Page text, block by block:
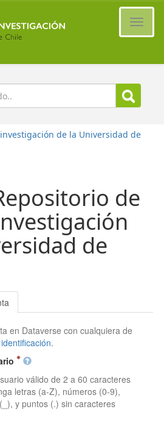
de la Universidad de
de
de
en Dataverse con cualquiera de
.
válido de 2 a 60 caracteres
letras (a-Z), números (0-9),
y puntos (.) sin caracteres